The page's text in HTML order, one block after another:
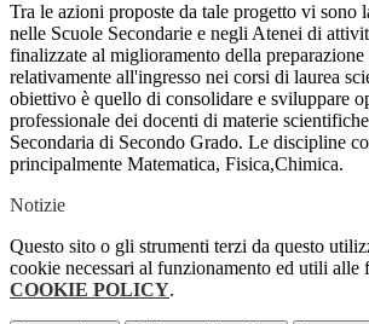
Tra le azioni proposte da tale progetto vi sono
nelle Scuole Secondarie e negli Atenei di
finalizzate al miglioramento della
relativamente all'ingresso nei corsi di laurea
obiettivo è quello di consolidare e sviluppare
professionale dei docenti di materie
Secondaria di Secondo Grado. Le discipline
principalmente Matematica, Fisica,Chimica.
Notizie
Questo sito o gli strumenti terzi da questo
cookie necessari al funzionamento ed utili alle
COOKIE POLICY.